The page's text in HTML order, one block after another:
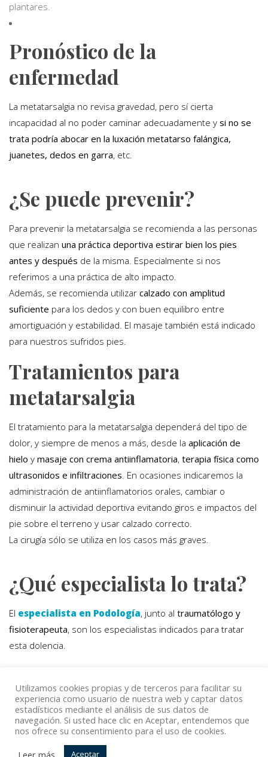
plantares.
Pronóstico de la
enfermedad
La metatarsalgia no revisa gravedad, pero sí cierta
incapacidad al no poder caminar adecuadamente y si no se
trata podría abocar en la luxación metatarso falángica,
juanetes, dedos en garra, etc.
¿Se puede prevenir?
Para prevenir la metatarsalgia se recomienda a las personas
que realizan una práctica deportiva estirar bien los pies
antes y después de la misma. Especialmente si nos
referimos a una práctica de alto impacto.
Además, se recomienda utilizar calzado con amplitud
suficiente para los dedos y con buen equilibro entre
amortiguación y estabilidad. El masaje también está indicado
para nuestros sufridos pies.
Tratamientos para
metatarsalgia
El tratamiento para la metatarsalgia dependerá del tipo de
dolor, y siempre de menos a más, desde la aplicación de
hielo y masaje con crema antiinflamatoria, terapia física como
ultrasonidos e infiltraciones. En ocasiones indicaremos la
administración de antiinflamatorios orales, cambiar o
disminuir la actividad deportiva evitando giros e impactos del
pie sobre el terreno y usar calzado correcto.
La cirugía sólo se utiliza en los casos más graves.
¿Qué especialista lo trata?
El especialista en Podología, junto al traumatólogo y
fisioterapeuta, son los especialistas indicados para tratar
esta dolencia.
Volver
© Copyright Top Doctors 2020. All Right Reserved. Designed
Utilizamos cookies propias y de terceros para facilitar su
experiencia como usuario de nuestra web y captar datos
estadísticos mediante el análisis de sus datos de
navegación. Si usted hace clic en Aceptar, entendemos que
nos ofrece su consentimiento para el uso de cookies.
Leer más
Aceptar